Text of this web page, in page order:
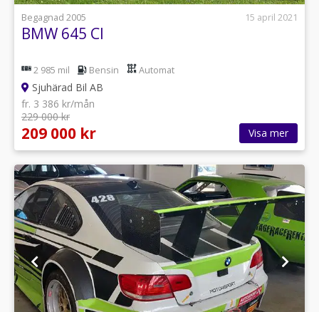
Begagnad 2005
15 april 2021
BMW 645 CI
2 985 mil Bensin Automat
Sjuhärad Bil AB
fr. 3 386 kr/mån
229 000 kr
209 000 kr Visa mer